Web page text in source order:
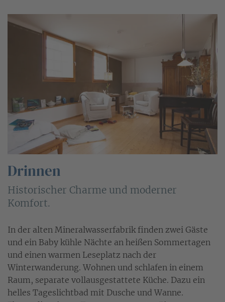
Drinnen
Historischer Charme und moderner
Komfort.
In der alten Mineralwasserfabrik finden zwei Gäste
und ein Baby kühle Nächte an heißen Sommertagen
und einen warmen Leseplatz nach der
Winterwanderung. Wohnen und schlafen in einem
Raum, separate vollausgestattete Küche. Dazu ein
helles Tageslichtbad mit Dusche und Wanne.